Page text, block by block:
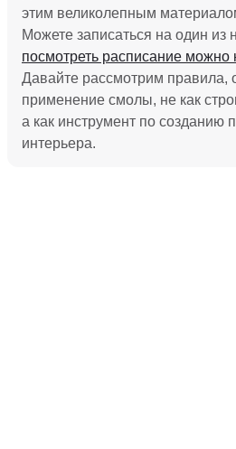
этим великолепным
Можете записаться на один из
посмотреть расписание можно
Давайте рассмотрим правила,
применение смолы, не как
а как инструмент по созданию
интерьера.